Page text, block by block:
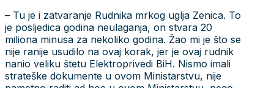
– Tu je i zatvaranje Rudnika mrkog uglja Zenica. To
je posljedica godina neulaganja, on stvara 20
miliona minusa za nekoliko godina. Žao mi je što se
nije ranije usudilo na ovaj korak, jer je ovaj rudnik
nanio veliku štetu Elektroprivedi BiH. Nismo imali
strateške dokumente u ovom Ministarstvu, nije